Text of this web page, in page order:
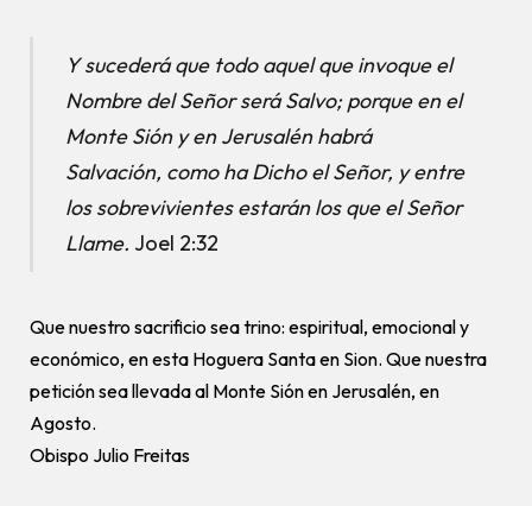
Y sucederá que todo aquel que invoque el
Nombre del Señor será Salvo; porque en el
Monte Sión y en Jerusalén habrá
Salvación, como ha Dicho el Señor, y entre
los sobrevivientes estarán los que el Señor
Llame. Joel 2:32
Que nuestro sacrificio sea trino: espiritual, emocional y
económico, en esta Hoguera Santa en Sion. Que nuestra
petición sea llevada al Monte Sión en Jerusalén, en
Agosto.
Obispo Julio Freitas